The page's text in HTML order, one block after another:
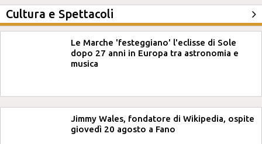
Cultura e Spettacoli
Le Marche 'festeggiano' l'eclisse di Sole
dopo 27 anni in Europa tra astronomia e
musica
Jimmy Wales, fondatore di Wikipedia, ospite
giovedì 20 agosto a Fano